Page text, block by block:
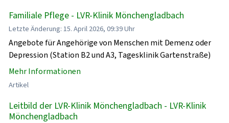
Familiale Pflege - LVR-Klinik Mönchengladbach
Letzte Änderung: 15. April 2026, 09:39 Uhr
Angebote für Angehörige von Menschen mit Demenz oder
Depression (Station B2 und A3, Tagesklinik Gartenstraße)
Mehr Informationen
Artikel
Leitbild der LVR-Klinik Mönchengladbach - LVR-Klinik
Mönchengladbach